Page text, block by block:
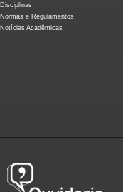
Disciplinas
Normas e Regulamentos
Notícias Acadêmicas